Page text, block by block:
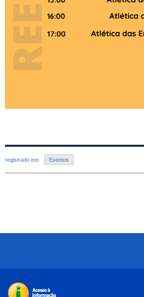
registrado em: Eventos